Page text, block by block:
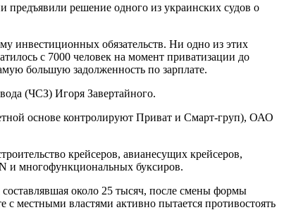
предъявили решение одного из украинских судов о
инвестиционных обязательств. Ни одно из этих
с 7000 человек на момент приватизации до
большую задолженность по зарплате.
(ЧСЗ) Игоря Завертайного.
основе контролируют Приват и Смарт-груп), ОАО
крейсеров, авианесущих крейсеров,
и многофункциональных буксиров.
составлявшая около 25 тысяч, после смены формы
с местными властями активно пытается противостоять